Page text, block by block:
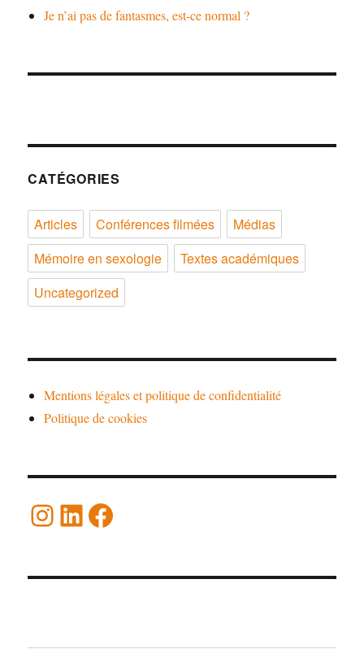
Je n’ai pas de fantasmes, est-ce normal ?
CATÉGORIES
Articles Conférences filmées
Médias
Mémoire en sexologie
Textes académiques
Uncategorized
Mentions légales et politique de confidentialité
Politique de cookies
Instagram
LinkedIn
Facebook